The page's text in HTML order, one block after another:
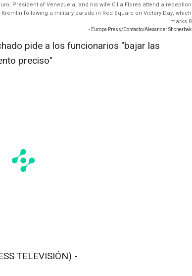
President of Venezuela, and his wife Cilia Flores attend a reception
following a military parade in Red Square on Victory Day, which
marks 8
- Europa Press/Contacto/Alexander Shcherbak
pide a los funcionarios "bajar las
preciso"
TELEVISIÓN) -